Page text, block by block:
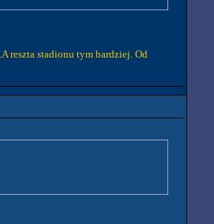
reszta stadionu tym bardziej. Od